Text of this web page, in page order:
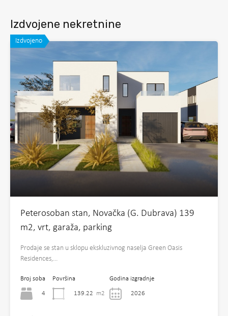
Izdvojene nekretnine
Izdvojeno
Peterosoban stan, Novačka (G. Dubrava) 139
m2, vrt, garaža, parking
Prodaje se stan u sklopu ekskluzivnog naselja Green Oasis
Residences,…
Broj soba
4
Površina
139.22 m2
Godina izgradnje
2026